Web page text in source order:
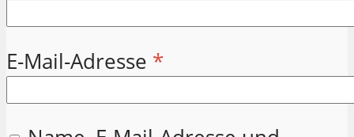
E-Mail-Adresse *